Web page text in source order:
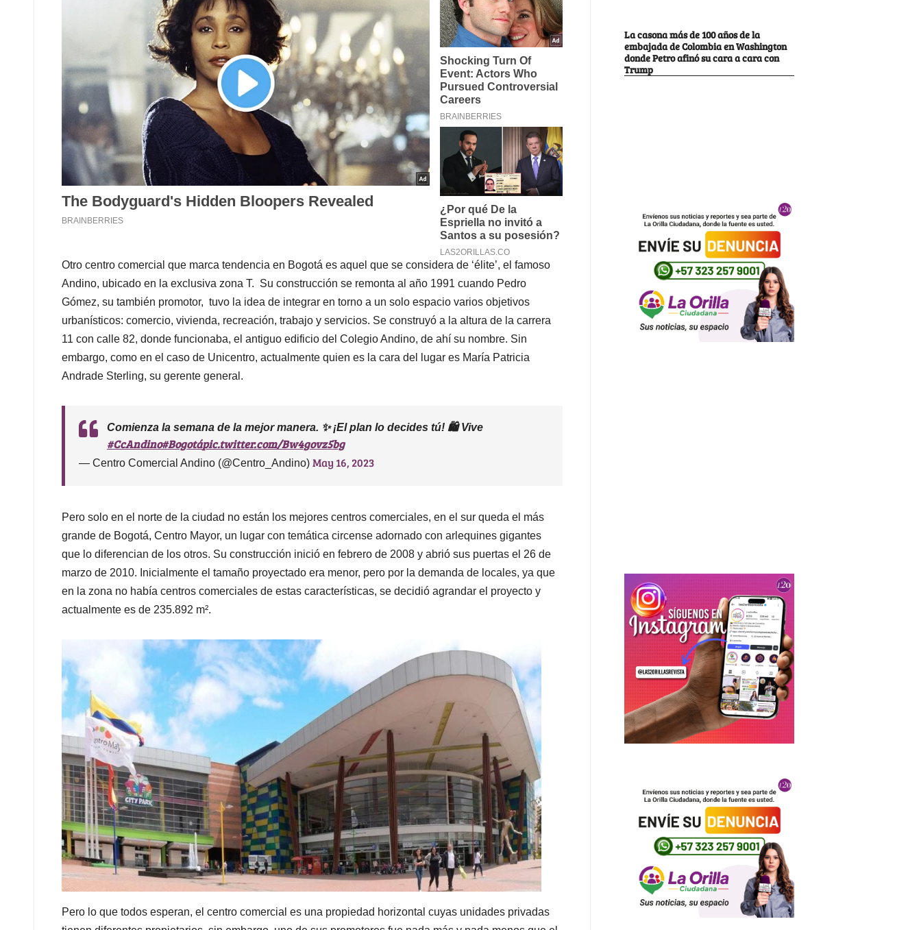
Otro centro comercial que marca tendencia en Bogotá es aquel que se considera de ‘élite’, el famoso
Andino, ubicado en la exclusiva zona T. Su construcción se remonta al año 1991 cuando Pedro
Gómez, su también promotor, tuvo la idea de integrar en torno a un solo espacio varios objetivos
urbanísticos: comercio, vivienda, recreación, trabajo y servicios. Se construyó a la altura de la carrera
11 con calle 82, donde funcionaba, el antiguo edificio del Colegio Andino, de ahí su nombre. Sin
embargo, como en el caso de Unicentro, actualmente quien es la cara del lugar es María Patricia
Andrade Sterling, su gerente general.
Comienza la semana de la mejor manera. ✨ ¡El plan lo decides tú! 🛍️ Vive
#CcAndino#Bogotápic.twitter.com/Bw4govz5bg
— Centro Comercial Andino (@Centro_Andino) May 16, 2023
Pero solo en el norte de la ciudad no están los mejores centros comerciales, en el sur queda el más
grande de Bogotá, Centro Mayor, un lugar con temática circense adornado con arlequines gigantes
que lo diferencian de los otros. Su construcción inició en febrero de 2008 y abrió sus puertas el 26 de
marzo de 2010. Inicialmente el tamaño proyectado era menor, pero por la demanda de locales, ya que
en la zona no había centros comerciales de estas características, se decidió agrandar el proyecto y
actualmente es de 235.892 m².
Pero lo que todos esperan, el centro comercial es una propiedad horizontal cuyas unidades privadas
La casona más de 100 años de la
embajada de Colombia en Washington
donde Petro afinó su cara a cara con
Trump